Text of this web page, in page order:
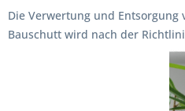
Die Verwertung und Entsorgung
Bauschutt wird nach der